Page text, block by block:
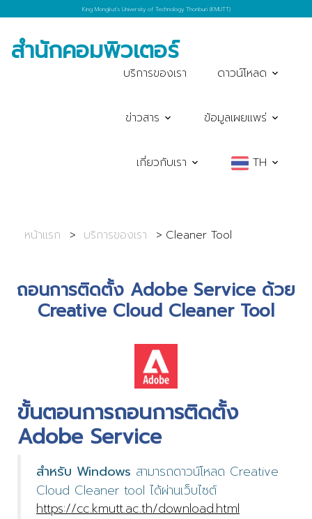
King Mongkut's University of Technology Thonburi (KMUTT)
สำนักคอมพิวเตอร์
บริการของเรา ดาวน์โหลด
ข่าวสาร ข้อมูลเผยแพร่
เกี่ยวกับเรา TH
หน้าแรก บริการของเรา Cleaner Tool
ถอนการติดตั้ง Adobe Service ด้วย
Creative Cloud Cleaner Tool
ขั้นตอนการถอนการติดตั้ง
Adobe Service
สำหรับ Windows สามารถดาวน์โหลด Creative
Cloud Cleaner tool ได้ผ่านเว็บไซต์
https://cc.kmutt.ac.th/download.html